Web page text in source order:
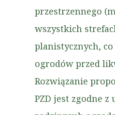
przestrzennego
wszystkich
planistycznych,
ogrodów przed
Rozwiązanie
PZD jest zgodne z